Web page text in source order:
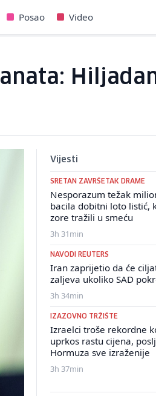
Posao Video
Vijesti
SRETAN ZAVRŠETAK DRAME
Nesporazum težak
bacila dobitni loto listić,
zore tražili u smeću
3h 31min
NAVODI REUTERS
Iran zaprijetio da će
zaljeva ukoliko SAD
3h 34min
IZAZOVNO TRŽIŠTE
Izraelci troše rekordne
uprkos rastu cijena,
Hormuza sve izraženije
3h 37min